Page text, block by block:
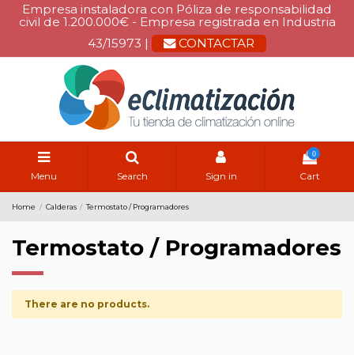
Empresa instaladora con Póliza de responsabilidad
civil de 1.200.000€ - Empresa registrada en Industria
43/15973 |
CONTACTAR
Menu Search Sign in
0
Cart
Home Calderas Termostato / Programadores
Termostato / Programadores
There are no products.